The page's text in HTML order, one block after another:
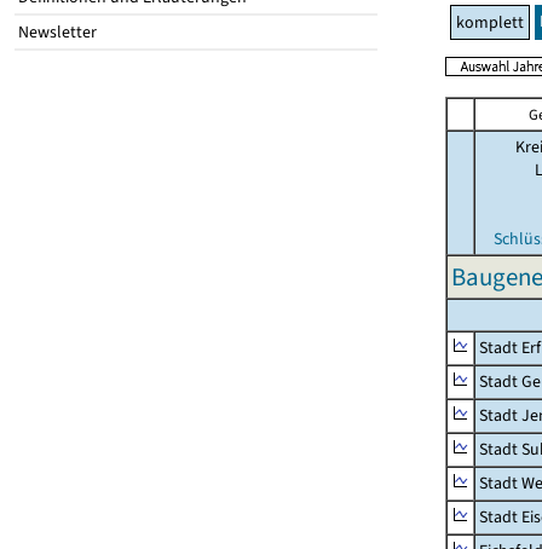
Newsletter
komplett
Stadt
Stadt
Stadt
Stadt
Stadt
Stadt